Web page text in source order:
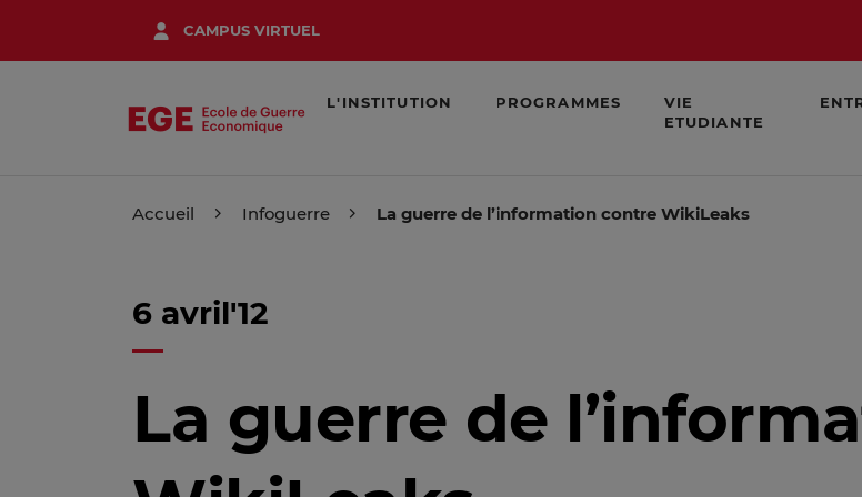
contenu
CAMPUS VIRTUEL
L'INSTITUTION PROGRAMMES
VIE
ETUDIANTE
Accueil Infoguerre La guerre de l’information contre WikiLeaks
6 avril'12
La guerre de